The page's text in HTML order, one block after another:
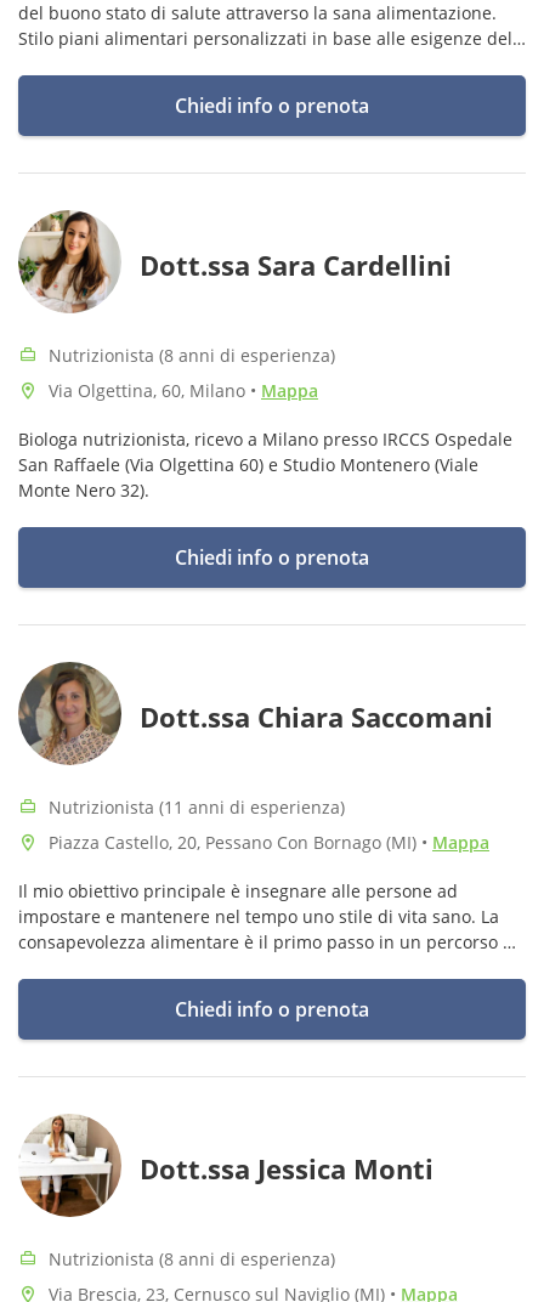
del buono stato di salute attraverso la sana alimentazione.
Stilo piani alimentari personalizzati in base alle esigenze del
Chiedi info o prenota
Dott.ssa Sara Cardellini
Nutrizionista (8 anni di esperienza)
Via Olgettina, 60, Milano • Mappa
Biologa nutrizionista, ricevo a Milano presso IRCCS Ospedale
San Raffaele (Via Olgettina 60) e Studio Montenero (Viale
Monte Nero 32).
Chiedi info o prenota
Dott.ssa Chiara Saccomani
Nutrizionista (11 anni di esperienza)
Piazza Castello, 20, Pessano Con Bornago (MI) • Mappa
Il mio obiettivo principale è insegnare alle persone ad
impostare e mantenere nel tempo uno stile di vita sano. La
consapevolezza alimentare è il primo passo in un percorso di
Chiedi info o prenota
Dott.ssa Jessica Monti
Nutrizionista (8 anni di esperienza)
Via Brescia, 23, Cernusco sul Naviglio (MI) • Mappa